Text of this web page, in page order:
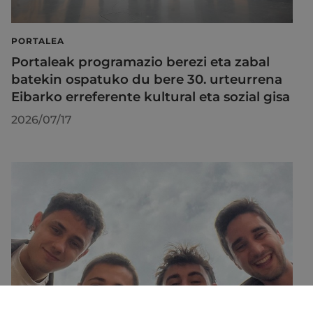
PORTALEA
Portaleak programazio berezi eta zabal
batekin ospatuko du bere 30. urteurrena
Eibarko erreferente kultural eta sozial gisa
2026/07/17